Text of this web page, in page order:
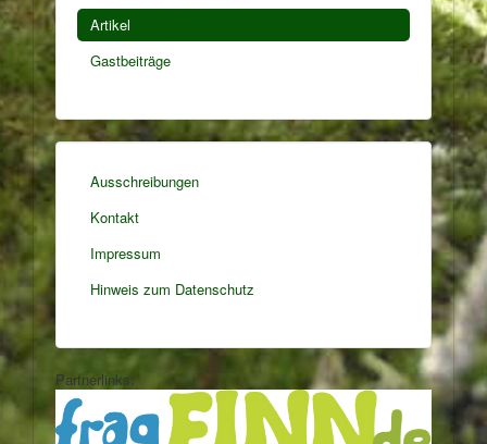
Artikel
Gastbeiträge
Ausschreibungen
Kontakt
Impressum
Hinweis zum Datenschutz
Partnerlinks: